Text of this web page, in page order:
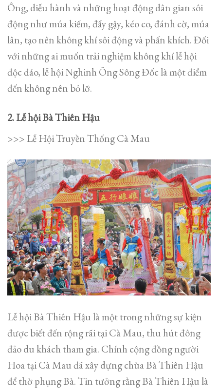
Ông, diễu hành và những hoạt động dân gian sôi
động như múa kiếm, đẩy gậy, kéo co, đánh cờ, múa
lân, tạo nên không khí sôi động và phấn khích. Đối
với những ai muốn trải nghiệm không khí lễ hội
độc đáo, lễ hội Nghinh Ông Sông Đốc là một điểm
đến không nên bỏ lỡ.
2. Lễ hội Bà Thiên Hậu
>>> Lễ Hội Truyền Thống Cà Mau
Lễ hội Bà Thiên Hậu là một trong những sự kiện
được biết đến rộng rãi tại Cà Mau, thu hút đông
đảo du khách tham gia. Chính cộng đồng người
Hoa tại Cà Mau đã xây dựng chùa Bà Thiên Hậu
để thờ phụng Bà. Tin tưởng rằng Bà Thiên Hậu là